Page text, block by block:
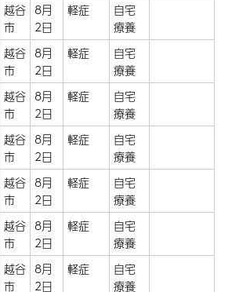
越谷
市
8月
2日
軽症
自宅
療養
越谷
市
8月
2日
軽症
自宅
療養
越谷
市
8月
2日
軽症
自宅
療養
越谷
市
8月
2日
軽症
自宅
療養
越谷
市
8月
2日
軽症
自宅
療養
越谷
市
8月
2日
軽症
自宅
療養
越谷
市
8月
2日
軽症
自宅
療養